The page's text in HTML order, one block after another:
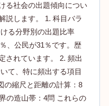
る社会の出題傾向につい
説します。 1. 科目バラ
る分野別の出題比率
、公民が31％です。歴
されています。 2. 頻出
て、特に頻出する項目
の縮尺と距離の計算：8
の造山帯：4問 これらの